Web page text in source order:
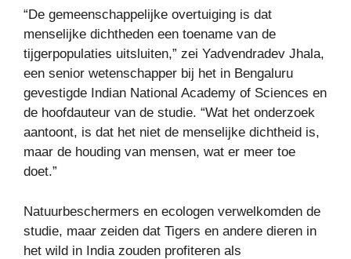
“De gemeenschappelijke overtuiging is dat
menselijke dichtheden een toename van de
tijgerpopulaties uitsluiten,” zei Yadvendradev Jhala,
een senior wetenschapper bij het in Bengaluru
gevestigde Indian National Academy of Sciences en
de hoofdauteur van de studie. “Wat het onderzoek
aantoont, is dat het niet de menselijke dichtheid is,
maar de houding van mensen, wat er meer toe
doet.”
Natuurbeschermers en ecologen verwelkomden de
studie, maar zeiden dat Tigers en andere dieren in
het wild in India zouden profiteren als